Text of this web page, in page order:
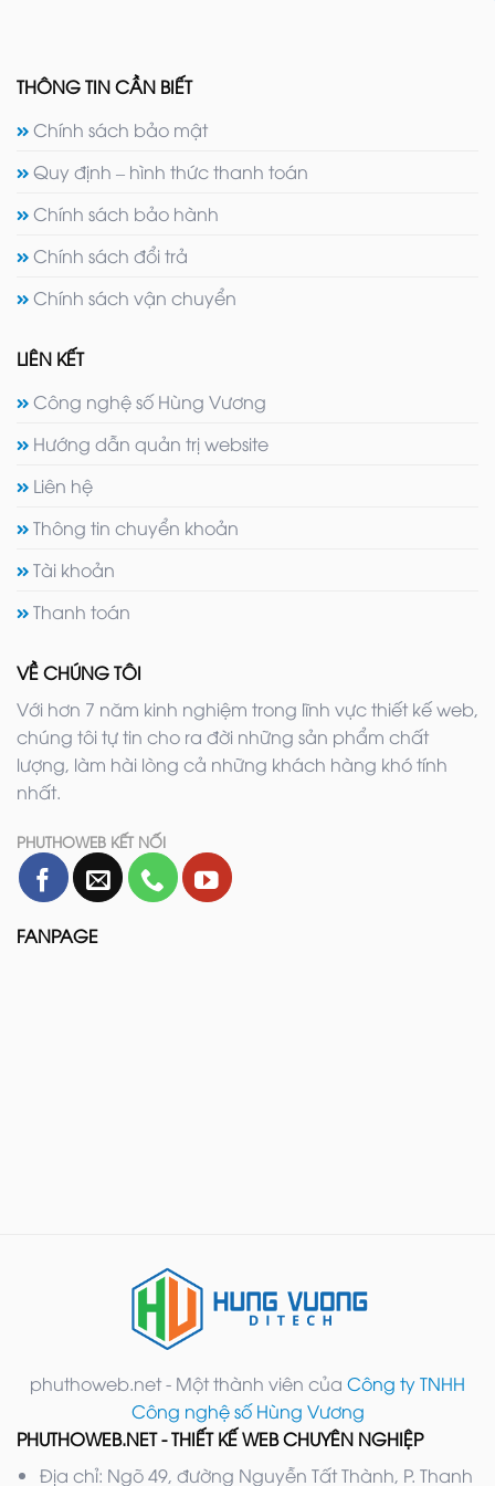
THÔNG TIN CẦN BIẾT
Chính sách bảo mật
Quy định – hình thức thanh toán
Chính sách bảo hành
Chính sách đổi trả
Chính sách vận chuyển
LIÊN KẾT
Công nghệ số Hùng Vương
Hướng dẫn quản trị website
Liên hệ
Thông tin chuyển khoản
Tài khoản
Thanh toán
VỀ CHÚNG TÔI
Với hơn 7 năm kinh nghiệm trong lĩnh vực thiết kế web,
chúng tôi tự tin cho ra đời những sản phẩm chất
lượng, làm hài lòng cả những khách hàng khó tính
nhất.
PHUTHOWEB KẾT NỐI
FANPAGE
phuthoweb.net - Một thành viên của Công ty TNHH
Công nghệ số Hùng Vương
PHUTHOWEB.NET - THIẾT KẾ WEB CHUYÊN NGHIỆP
Địa chỉ: Ngõ 49, đường Nguyễn Tất Thành, P. Thanh